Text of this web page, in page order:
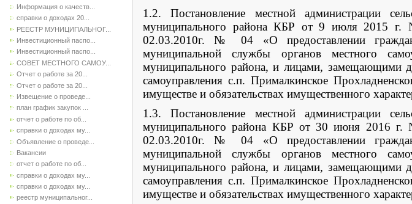
Информация о качеств...
справки о доходах 20...
РЕЕСТР МУНИЦИПАЛЬНОГ...
Инвестиционный паспо...
Инвестиционный паспо...
СОВЕТ МЕСТНОГО САМОУ...
Отчет о работе за 20...
Отчет о работе за 20...
Извещение о проведе...
план график закупок ...
отчет о работе по об...
справки о доходах му...
Объявление о проведе...
Вакансии
отчет о работе по об...
справки о доходах му...
справки о доходах му...
реестр муниципальног...
1.2. Постановление местной администрации
муниципального района КБР от 9 июля 2015 г.
02.03.2010г. № 04 «О предоставлении
муниципальной службы органов местного
муниципального района, и лицами, замещающими
самоуправления с.п. Прималкинское
имуществе и обязательствах имущественного
1.3. Постановление местной администрации
муниципального района КБР от 30 июня 2016 г.
02.03.2010г. № 04 «О предоставлении
муниципальной службы органов местного
муниципального района, и лицами, замещающими
самоуправления с.п. Прималкинское
имуществе и обязательствах имущественного